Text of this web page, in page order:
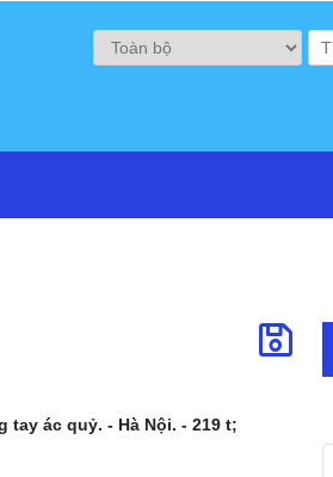
tay ác quỷ. - Hà Nội. - 219 t;